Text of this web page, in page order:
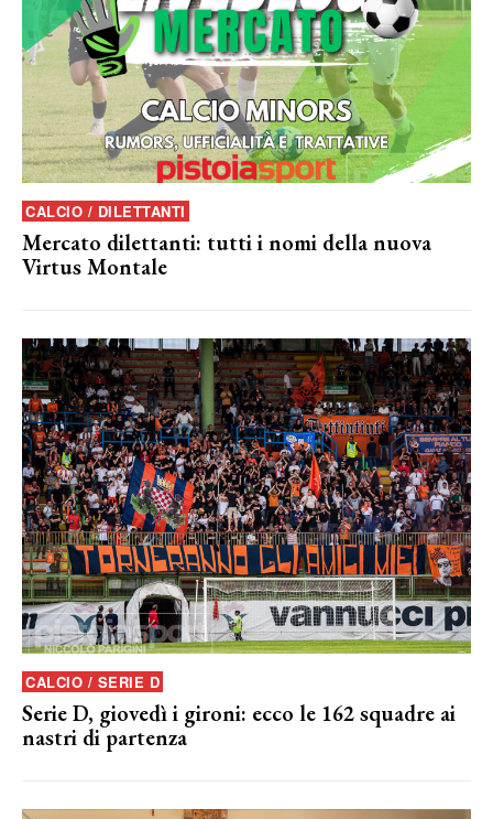
CALCIO / DILETTANTI
Mercato dilettanti: tutti i nomi della nuova
Virtus Montale
CALCIO / SERIE D
Serie D, giovedì i gironi: ecco le 162 squadre ai
nastri di partenza